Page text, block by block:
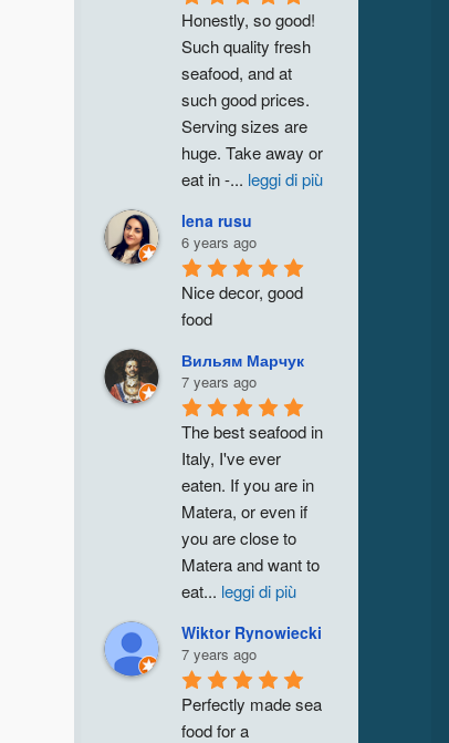
Honestly, so good!
Such quality fresh
seafood, and at
such good prices.
Serving sizes are
huge. Take away or
eat in -... leggi di più
lena rusu
6 years ago
Nice decor, good
food
Вильям Марчук
7 years ago
The best seafood in
Italy, I've ever
eaten. If you are in
Matera, or even if
you are close to
Matera and want to
eat... leggi di più
Wiktor Rynowiecki
7 years ago
Perfectly made sea
food for a